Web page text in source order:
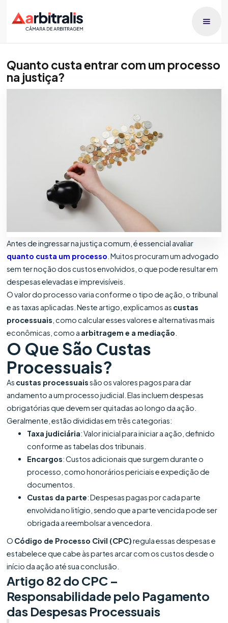
Quanto custa entrar com um processo
na justiça?
Antes de ingressar na justiça comum, é essencial avaliar
quanto custa um processo . Muitos procuram um advogado
sem ter noção dos custos envolvidos, o que pode resultar em
despesas elevadas e imprevisíveis.
O valor do processo varia conforme o tipo de ação, o tribunal
e as taxas aplicadas. Neste artigo, explicamos as custas
processuais , como calcular esses valores e alternativas mais
econômicas, como a arbitragem e a mediação
O Que São Custas
Processuais?
As custas processuaissão os valores pagos para dar
andamento a um processo judicial. Elas incluem despesas
obrigatórias que devem ser quitadas ao longo da ação.
Geralmente, estão divididas em três categorias:
Taxa judiciária: Valor inicial para iniciar a ação, definido
conforme as tabelas dos tribunais.
Encargos: Custos adicionais que surgem durante o
processo, como honorários periciais e expedição de
documentos.
Custas da parte: Despesas pagas por cada parte
envolvida no litígio, sendo que a parte vencida pode ser
obrigada a reembolsar a vencedora.
O Código de Processo Civil (CPC)regula essas despesas e
estabelece que cabe às partes arcar com os custos desde o
início da ação até sua conclusão.
Artigo 82 do CPC –
Responsabilidade pelo Pagamento
das Despesas Processuais